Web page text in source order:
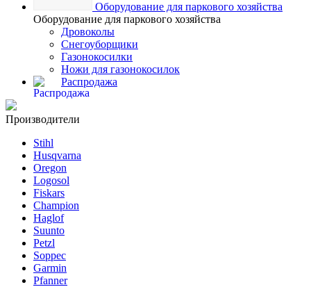
Оборудование для паркового хозяйства
Оборудование для паркового хозяйства
Дровоколы
Снегоуборщики
Газонокосилки
Ножи для газонокосилок
Распродажа
Производители
Stihl
Husqvarna
Oregon
Logosol
Fiskars
Champion
Haglof
Suunto
Petzl
Soppec
Garmin
Pfanner